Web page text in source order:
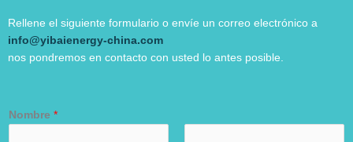
Rellene el siguiente formulario o envíe un correo electrónico a
info@yibaienergy-china.com
nos pondremos en contacto con usted lo antes posible.
Nombre *